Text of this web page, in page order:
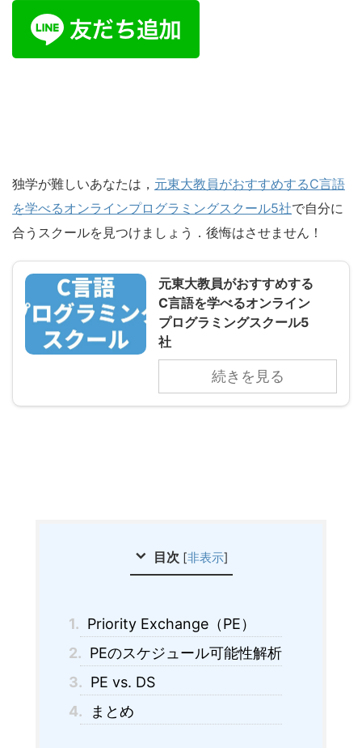
独学が難しいあなたは， 元東大教員がおすすめするC言語
を学べるオンラインプログラミングスクール5社で自分に
合うスクールを見つけましょう．後悔はさせません！
元東大教員がおすすめする
C言語を学べるオンライン
プログラミングスクール5
社
続きを見る
目次 [非表示]
1. Priority Exchange（PE）
2. PEのスケジュール可能性解析
3. PE vs. DS
4.
まとめ